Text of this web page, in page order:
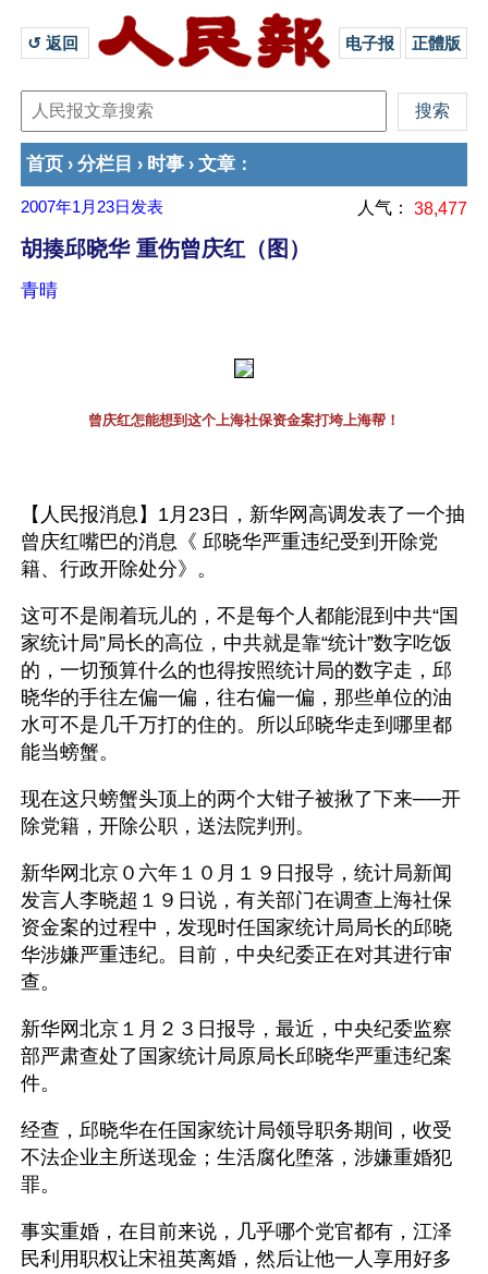
↺ 返回 电子报 正體版
首页 › 分栏目 › 时事 › 文章 ：
2007年1月23日 发表 人气： 38,477
胡揍邱晓华 重伤曾庆红（图）
青晴
曾庆红怎能想到这个上海社保资金案打垮上海帮！
【人民报消息】1月23日，新华网高调发表了一个抽
曾庆红嘴巴的消息《 邱晓华严重违纪受到开除党
籍、行政开除处分》。
这可不是闹着玩儿的，不是每个人都能混到中共“国
家统计局”局长的高位，中共就是靠“统计”数字吃饭
的，一切预算什么的也得按照统计局的数字走，邱
晓华的手往左偏一偏，往右偏一偏，那些单位的油
水可不是几千万打的住的。所以邱晓华走到哪里都
能当螃蟹。
现在这只螃蟹头顶上的两个大钳子被揪了下来──开
除党籍，开除公职，送法院判刑。
新华网北京０六年１０月１９日报导，统计局新闻
发言人李晓超１９日说，有关部门在调查上海社保
资金案的过程中，发现时任国家统计局局长的邱晓
华涉嫌严重违纪。目前，中央纪委正在对其进行审
查。
新华网北京１月２３日报导，最近，中央纪委监察
部严肃查处了国家统计局原局长邱晓华严重违纪案
件。
经查，邱晓华在任国家统计局领导职务期间，收受
不法企业主所送现金；生活腐化堕落，涉嫌重婚犯
罪。
事实重婚，在目前来说，几乎哪个党官都有，江泽
民利用职权让宋祖英离婚，然后让他一人享用好多